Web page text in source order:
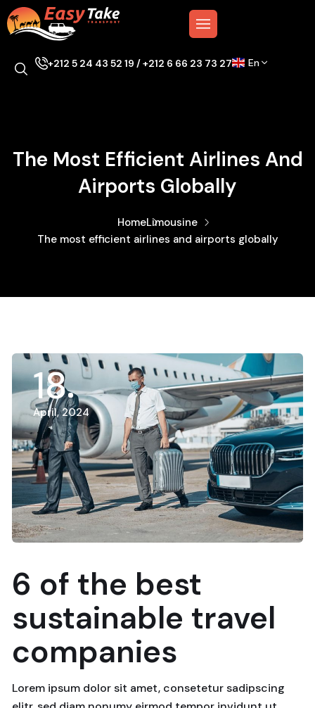
+212 5 24 43 52 19 / +212 6 66 23 73 27 En
The Most Efficient Airlines And
Airports Globally
HomeLimousine
The most efficient airlines and airports globally
18
April, 2024
6 of the best
sustainable travel
companies
Lorem ipsum dolor sit amet, consetetur sadipscing